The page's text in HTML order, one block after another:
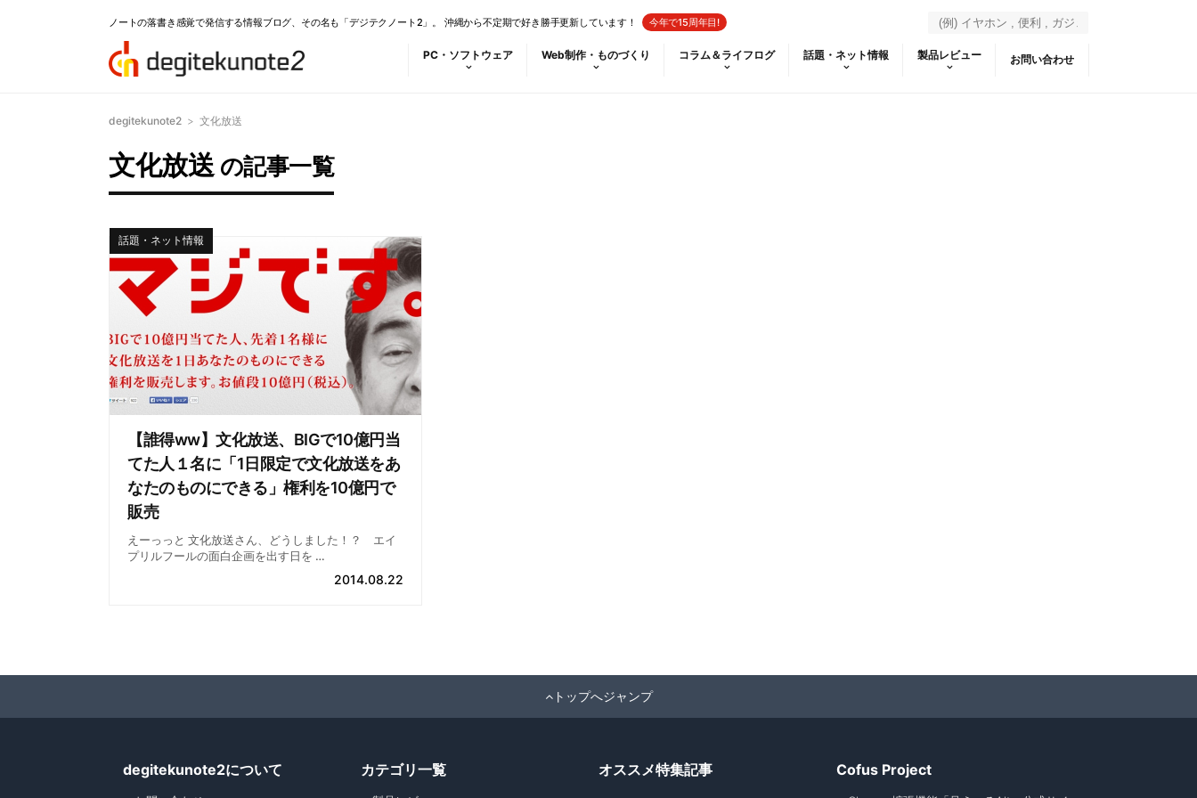
ノートの落書き感覚で発信する情報ブログ、その名も「デジテクノート2」。 沖縄から不定期で好き勝手更新しています！ 今年で15周年目!
PC・ソフトウェア Web制作・ものづくり コラム＆ライフログ 話題・ネット情報 製品レビュー お問い合わせ
degitekunote2 > 文化放送
文化放送 の記事一覧
【誰得ww】文化放送、BIGで10億円当
てた人１名に「1日限定で文化放送をあ
なたのものにできる」権利を10億円で
販売
えーっっと 文化放送さん、どうしました！？ エイ
プリルフールの面白企画を出す日を …
話題・ネット情報
2014.08.22
トップへジャンプ
degitekunote2について カテゴリ一覧 オススメ特集記事 Cofus Project